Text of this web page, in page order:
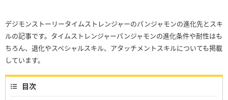
デジモンストーリータイムストレンジャーのパンジャモンの進化先とスキ
ルの記事です。タイムストレンジャーパンジャモンの進化条件や耐性はも
ちろん、退化やスペシャルスキル、アタッチメントスキルについても掲載
しています。
目次